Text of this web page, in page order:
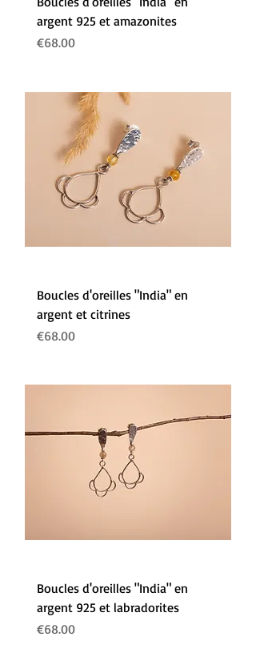
argent 925 et amazonites
Prix
€68.00
Boucles d'oreilles "India" en
argent et citrines
Prix
€68.00
Boucles d'oreilles "India" en
argent 925 et labradorites
Prix
€68.00